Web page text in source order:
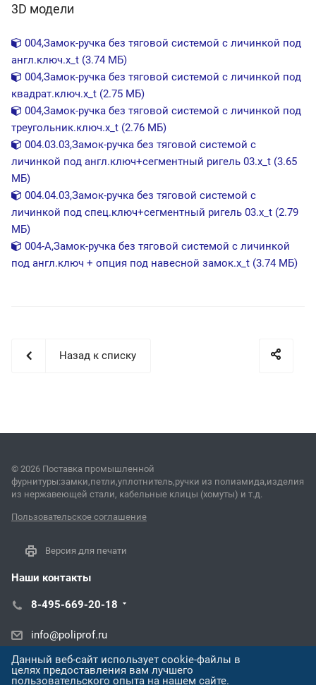
3D модели
004,Замок-ручка без тяговой системой с личинкой под
англ.ключ.x_t (3.74 МБ)
004,Замок-ручка без тяговой системой с личинкой под
квадрат.ключ.x_t (2.75 МБ)
004,Замок-ручка без тяговой системой с личинкой под
треугольник.ключ.x_t (2.76 МБ)
004.03.03,Замок-ручка без тяговой системой с
личинкой под англ.ключ+сегментный ригель 03.x_t (3.65
МБ)
004.04.03,Замок-ручка без тяговой системой с
личинкой под спец.ключ+сегментный ригель 03.x_t (2.79
МБ)
004-A,Замок-ручка без тяговой системой с личинкой
под англ.ключ + опция под навесной замок.x_t (3.74 МБ)
Назад к списку
© 2026 Поставка промышленной
фурнитуры:замки,петли,уплотнитель,ручки из полиамида,изделия
из нержавеющей стали, кабельные клицы (хомуты) и т.д.
Пользовательское соглашение
Версия для печати
Наши контакты
8-495-669-20-18
info@poliprof.ru
Омская ул., 221
Данный веб-сайт использует cookie-файлы в
целях предоставления вам лучшего
пользовательского опыта на нашем сайте.